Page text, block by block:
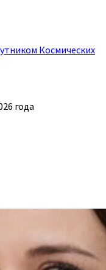
Космических
года